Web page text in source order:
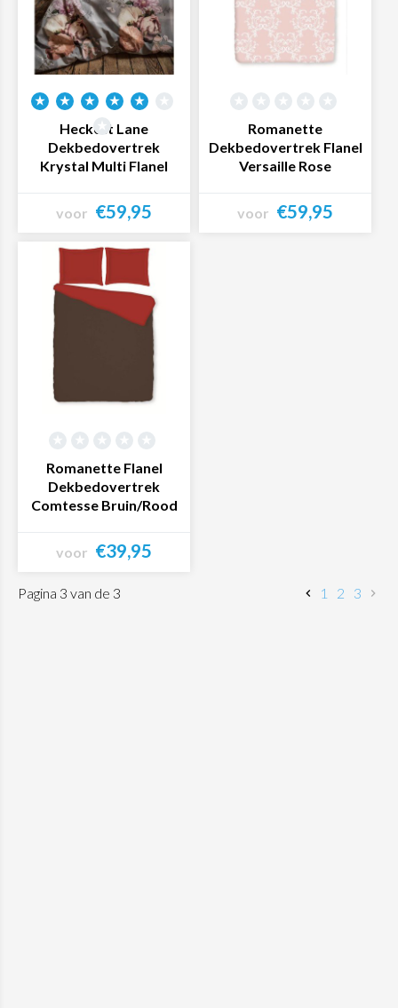
Heckett Lane
Dekbedovertrek
Krystal Multi Flanel
voor €59,95
Bekijk product
Romanette
Dekbedovertrek Flanel
Versaille Rose
voor €59,95
Romanette Flanel
Dekbedovertrek
Comtesse Bruin/Rood
voor €39,95
Bekijk product
Pagina 3 van de 3 1 2 3